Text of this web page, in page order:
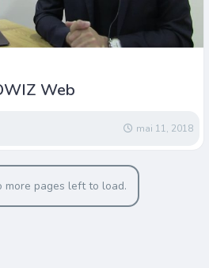
Web
mai 11, 2018
more pages left to load.